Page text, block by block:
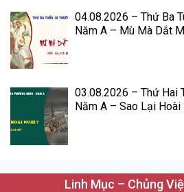
04.08.2026 – Thứ Ba
Năm A – Mù Mà Dắt
03.08.2026 – Thứ Hai
Năm A – Sao Lại
Linh Mục – Chủng